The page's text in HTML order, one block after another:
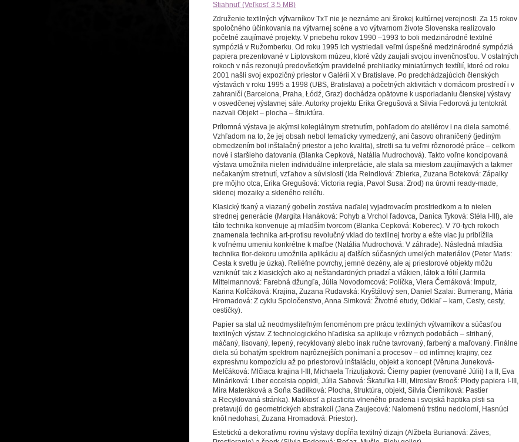
Stiahnuť (Veľkosť 3,5 MB)
Združenie textilných výtvarníkov TxT nie je neznáme ani širokej kultúrnej verejnosti. Za 15 rokov
spoločného účinkovania na výtvarnej scéne a vo výtvarnom živote Slovenska realizovalo
početné zaujímavé projekty. V priebehu rokov 1990 –1993 to boli medzinárodné textilné
sympóziá v Ružomberku. Od roku 1995 ich vystriedali veľmi úspešné medzinárodné sympóziá
papiera prezentované v Liptovskom múzeu, ktoré vždy zaujali svojou invenčnosťou. V ostatných
rokoch v nás rezonujú predovšetkým pravidelné prehliadky miniatúrnych textílií, ktoré od roku
2001 našli svoj expozičný priestor v Galérii X v Bratislave. Po predchádzajúcich členských
výstavách v roku 1995 a 1998 (UBS, Bratislava) a početných aktivitách v domácom prostredí i v
zahraničí (Barcelona, Praha, Łódź, Graz) dochádza opätovne k usporiadaniu členskej výstavy
v osvedčenej výstavnej sále. Autorky projektu Erika Gregušová a Silvia Fedorová ju tentokrát
nazvali Objekt – plocha – štruktúra.
Prítomná výstava je akýmsi kolegiálnym stretnutím, pohľadom do ateliérov i na diela samotné.
Vzhľadom na to, že jej obsah nebol tematicky vymedzený, ani časovo ohraničený (jediným
obmedzením bol inštalačný priestor a jeho kvalita), stretli sa tu veľmi rôznorodé práce – celkom
nové i staršieho datovania (Blanka Cepková, Natália Mudrochová). Takto voľne koncipovaná
výstava umožnila nielen individuálne interpretácie, ale stala sa miestom zaujímavých a takmer
nečakaným stretnutí, vzťahov a súvislostí (Ida Reindlová: Zbierka, Zuzana Boteková: Zápalky
pre môjho otca, Erika Gregušová: Victoria regia, Pavol Susa: Zrod) na úrovni ready-made,
sklenej mozaiky a skleného reliéfu.
Klasický tkaný a viazaný gobelín zostáva naďalej vyjadrovacím prostriedkom a to nielen
strednej generácie (Margita Hanáková: Pohyb a Vrchol ľadovca, Danica Tyková: Stéla I-III), ale
táto technika konvenuje aj mladším tvorcom (Blanka Cepková: Koberec). V 70-tych rokoch
znamenala technika art-protisu revolučný vklad do textilnej tvorby a ešte viac ju priblížila
k voľnému umeniu konkrétne k maľbe (Natália Mudrochová: V záhrade). Následná mladšia
technika flor-dekoru umožnila aplikáciu aj ďalších súčasných umelých materiálov (Peter Matis:
Cesta k svetlu je úzka). Reliéfne povrchy, jemné dezény, ale aj priestorové objekty môžu
vzniknúť tak z klasických ako aj neštandardných priadzí a vlákien, látok a fólií (Jarmila
Mittelmannová: Farebná džungľa, Júlia Novodomcová: Políčka, Viera Černáková: Impulz,
Karina Kolčáková: Krajina, Zuzana Rudavská: Kryštálový sen, Daniel Szalai: Bumerang, Mária
Hromadová: Z cyklu Spoločenstvo, Anna Simková: Životné etudy, Odkiaľ – kam, Cesty, cesty,
cestičky).
Papier sa stal už neodmysliteľným fenoménom pre prácu textilných výtvarníkov a súčasťou
textilných výstav. Z technologického hľadiska sa aplikuje v rôznych podobách – strihaný,
máčaný, lisovaný, lepený, recyklovaný alebo inak ručne tavrovaný, farbený a maľovaný. Finálne
diela sú bohatým spektrom najrôznejších ponímaní a procesov – od intímnej krajiny, cez
expresívnu kompozíciu až po priestorovú inštaláciu, objekt a koncept (Věruna Juneková-
Melčáková: Mlčiaca krajina I-III, Michaela Trizuljaková: Čierny papier (venované Júlii) I a II, Eva
Mináriková: Liber eccelsia oppidi, Júlia Sabová: Škatuľka I-III, Miroslav Brooš: Plody papiera I-III,
Mira Materáková a Soňa Sadílková: Plocha, štruktúra, objekt, Silvia Čierniková: Pastier
a Recyklovaná stránka). Mäkkosť a plasticita vlneného pradena i svojská haptika plsti sa
pretavujú do geometrických abstrakcií (Jana Zaujecová: Nalomenú trstinu nedolomí, Hasnúci
knôt nedohasí, Zuzana Hromadová: Priestor).
Estetickú a dekoratívnu rovinu výstavy dopĺňa textilný dizajn (Alžbeta Burianová: Záves,